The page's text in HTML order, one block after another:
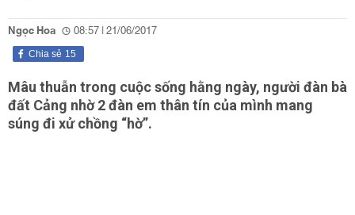
Ngọc Hoa 08:57 | 21/06/2017
15
Chia sẻ
Mâu thuẫn trong cuộc sống hằng ngày, người đàn bà
đất Cảng nhờ 2 đàn em thân tín của mình mang
súng đi xử chồng “hờ”.